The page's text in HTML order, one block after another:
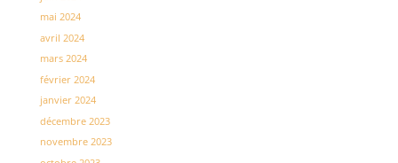
mai 2024
avril 2024
mars 2024
février 2024
janvier 2024
décembre 2023
novembre 2023